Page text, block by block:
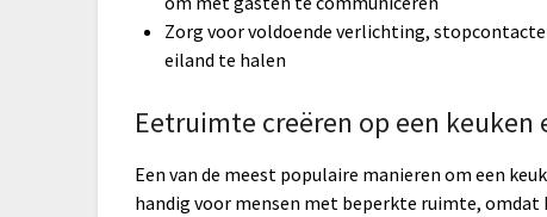
Zorg voor voldoende verlichting,
eiland te halen
Eetruimte creëren op een keuken
Een van de meest populaire manieren om een
handig voor mensen met beperkte ruimte,